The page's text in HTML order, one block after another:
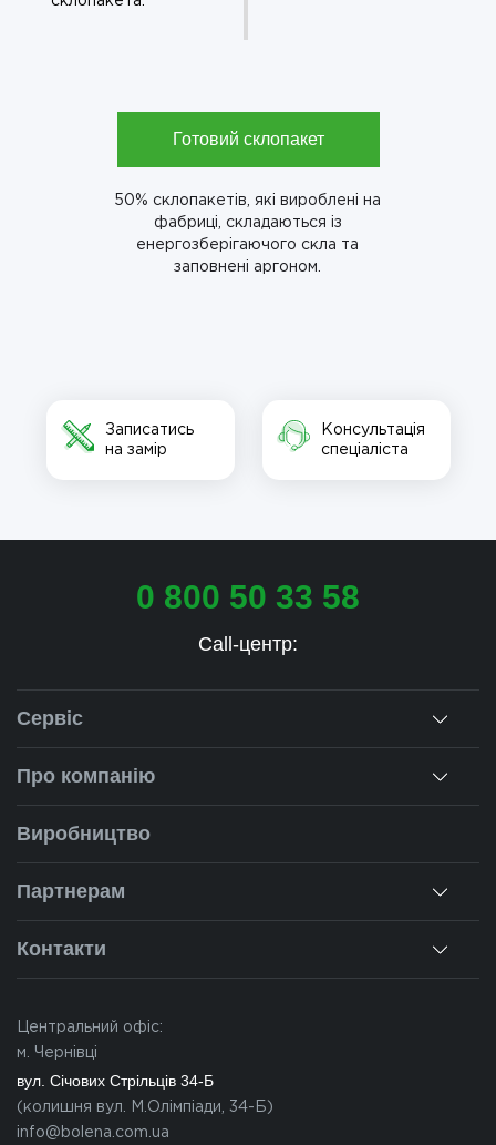
Готовий склопакет
50% склопакетів, які вироблені на
фабриці, складаються із
енергозберігаючого скла та
заповнені аргоном.
Записатись
на замір
Консультація
спеціаліста
0 800 50 33 58
Call-центр:
Сервіс
Консультація
Заміри
Монтаж
Ремонт вікон
Про компанію
Про нас
Наша історія
Наші об'єкти
Новини
Виробництво
Партнерам
Для дилерів
Для партнерів
Контакти
Івано-Франківськ
Львів
Закарпаття
Центральний офіс:
м. Чернівці
вул. Січових Стрільців 34-Б
(колишня вул. М.Олімпіади, 34-Б)
info@bolena.com.ua